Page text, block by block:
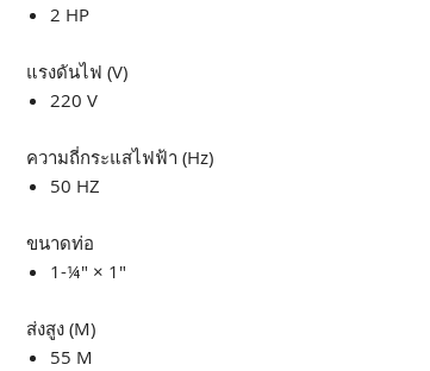
2 HP
แรงดันไฟ (V)
220 V
ความถี่กระแสไฟฟ้า (Hz)
50 HZ
ขนาดท่อ
1-¼" × 1"
ส่งสูง (M)
55 M